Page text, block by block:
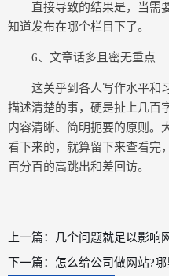
直接导致的结果是，当需
知道发布在哪个栏目下了。
6、文章话多且密无重点
这关乎到各人写作水平和习
描述清楚的事，硬是扯上几百
内容清晰、简明扼要的原则。
看下来的，就算留下来查看完
百分百的高跳出和差回访。
上一篇：
几个问题就足以影响
下一篇： 怎么给公司做网站?